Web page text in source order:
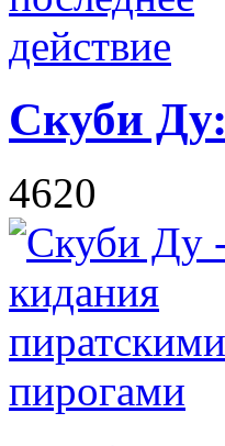
Скуби Ду:
4620